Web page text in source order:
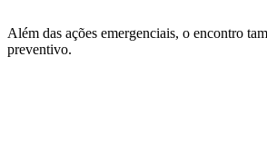
Além das ações emergenciais, o encontro
preventivo.